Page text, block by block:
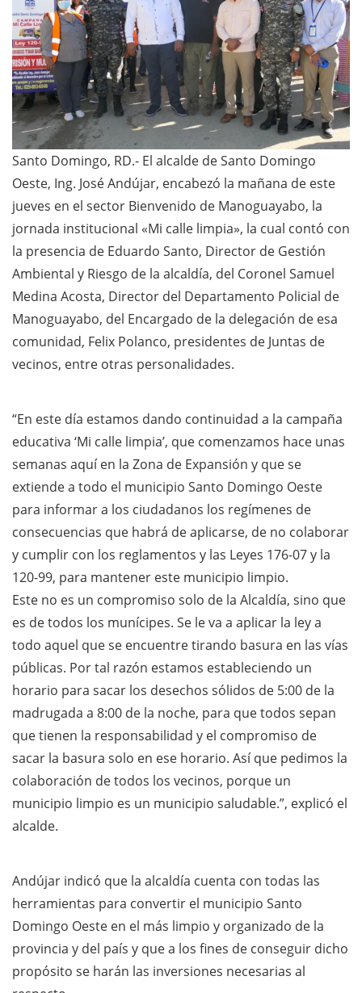
Santo Domingo, RD.- El alcalde de Santo Domingo
Oeste, Ing. José Andújar, encabezó la mañana de este
jueves en el sector Bienvenido de Manoguayabo, la
jornada institucional «Mi calle limpia», la cual contó con
la presencia de Eduardo Santo, Director de Gestión
Ambiental y Riesgo de la alcaldía, del Coronel Samuel
Medina Acosta, Director del Departamento Policial de
Manoguayabo, del Encargado de la delegación de esa
comunidad, Felix Polanco, presidentes de Juntas de
vecinos, entre otras personalidades.
“En este día estamos dando continuidad a la campaña
educativa ‘Mi calle limpia’, que comenzamos hace unas
semanas aquí en la Zona de Expansión y que se
extiende a todo el municipio Santo Domingo Oeste
para informar a los ciudadanos los regímenes de
consecuencias que habrá de aplicarse, de no colaborar
y cumplir con los reglamentos y las Leyes 176-07 y la
120-99, para mantener este municipio limpio.
Este no es un compromiso solo de la Alcaldía, sino que
es de todos los munícipes. Se le va a aplicar la ley a
todo aquel que se encuentre tirando basura en las vías
públicas. Por tal razón estamos estableciendo un
horario para sacar los desechos sólidos de 5:00 de la
madrugada a 8:00 de la noche, para que todos sepan
que tienen la responsabilidad y el compromiso de
sacar la basura solo en ese horario. Así que pedimos la
colaboración de todos los vecinos, porque un
municipio limpio es un municipio saludable.”, explicó el
alcalde.
Andújar indicó que la alcaldía cuenta con todas las
herramientas para convertir el municipio Santo
Domingo Oeste en el más limpio y organizado de la
provincia y del país y que a los fines de conseguir dicho
propósito se harán las inversiones necesarias al